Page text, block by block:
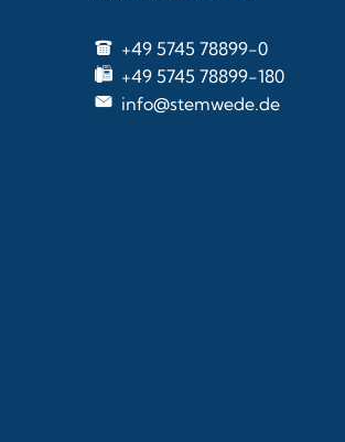
+49 5745 78899-0
+49 5745 78899-180
info@stemwede.de